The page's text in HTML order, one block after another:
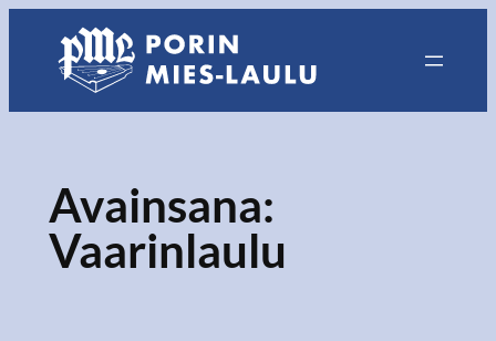
sisältöön
Avainsana:
Vaarinlaulu